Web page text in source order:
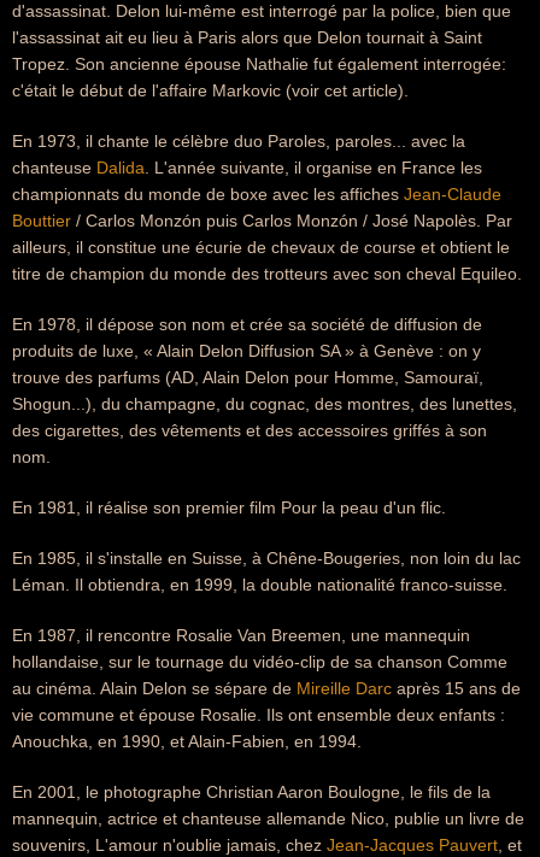
d'assassinat. Delon lui-même est interrogé par la police, bien que
l'assassinat ait eu lieu à Paris alors que Delon tournait à Saint
Tropez. Son ancienne épouse Nathalie fut également interrogée:
c'était le début de l'affaire Markovic (voir cet article).
En 1973, il chante le célèbre duo Paroles, paroles... avec la
chanteuse Dalida . L'année suivante, il organise en France les
championnats du monde de boxe avec les affiches Jean-Claude
Bouttier / Carlos Monzón puis Carlos Monzón / José Napolès. Par
ailleurs, il constitue une écurie de chevaux de course et obtient le
titre de champion du monde des trotteurs avec son cheval Equileo.
En 1978, il dépose son nom et crée sa société de diffusion de
produits de luxe, « Alain Delon Diffusion SA » à Genève : on y
trouve des parfums (AD, Alain Delon pour Homme, Samouraï,
Shogun...), du champagne, du cognac, des montres, des lunettes,
des cigarettes, des vêtements et des accessoires griffés à son
nom.
En 1981, il réalise son premier film Pour la peau d'un flic.
En 1985, il s'installe en Suisse, à Chêne-Bougeries, non loin du lac
Léman. Il obtiendra, en 1999, la double nationalité franco-suisse.
En 1987, il rencontre Rosalie Van Breemen, une mannequin
hollandaise, sur le tournage du vidéo-clip de sa chanson Comme
au cinéma. Alain Delon se sépare de Mireille Darc après 15 ans de
vie commune et épouse Rosalie. Ils ont ensemble deux enfants :
Anouchka, en 1990, et Alain-Fabien, en 1994.
En 2001, le photographe Christian Aaron Boulogne, le fils de la
mannequin, actrice et chanteuse allemande Nico, publie un livre de
souvenirs, L'amour n'oublie jamais, chez Jean-Jacques Pauvert , et